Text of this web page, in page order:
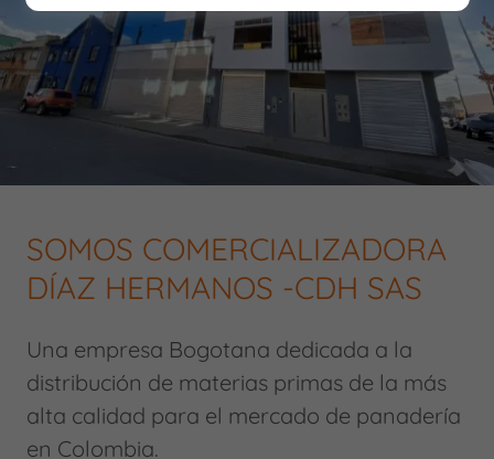
SOMOS COMERCIALIZADORA
DÍAZ HERMANOS -CDH SAS
Una empresa Bogotana dedicada a la
distribución de materias primas de la más
alta calidad para el mercado de panadería
en Colombia.